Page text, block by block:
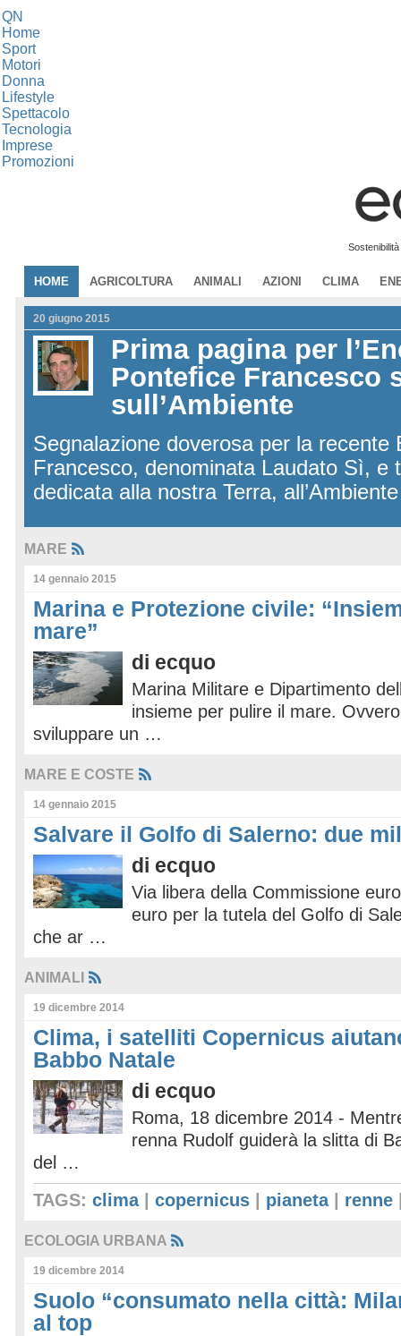
QN
Home
Sport
Motori
Donna
Lifestyle
Spettacolo
Tecnologia
Imprese
Promozioni
HOME AGRICOLTURA ANIMALI AZIONI CLIMA
20 giugno 2015
Prima pagina per
Pontefice Francesco
sull’Ambiente
Segnalazione doverosa per la recente
Francesco, denominata Laudato Sì, e
dedicata alla nostra Terra,
MARE
14 gennaio 2015
Marina e Protezione civile:
mare”
di ecquo
Marina Militare e Dipartimento
insieme per pulire il mare.
sviluppare un …
MARE E COSTE
14 gennaio 2015
Salvare il Golfo di Salerno: due
di ecquo
Via libera della Commissione
euro per la tutela del Golfo di
che ar …
ANIMALI
19 dicembre 2014
Clima, i satelliti Copernicus
Babbo Natale
di ecquo
Roma, 18 dicembre 2014 -
renna Rudolf guiderà la slitta di
del …
TAGS: clima| copernicus pianeta| renne
ECOLOGIA URBANA
19 dicembre 2014
Suolo “consumato nella città:
al top